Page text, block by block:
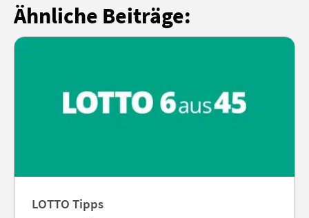
Ähnliche Beiträge:
LOTTO Tipps